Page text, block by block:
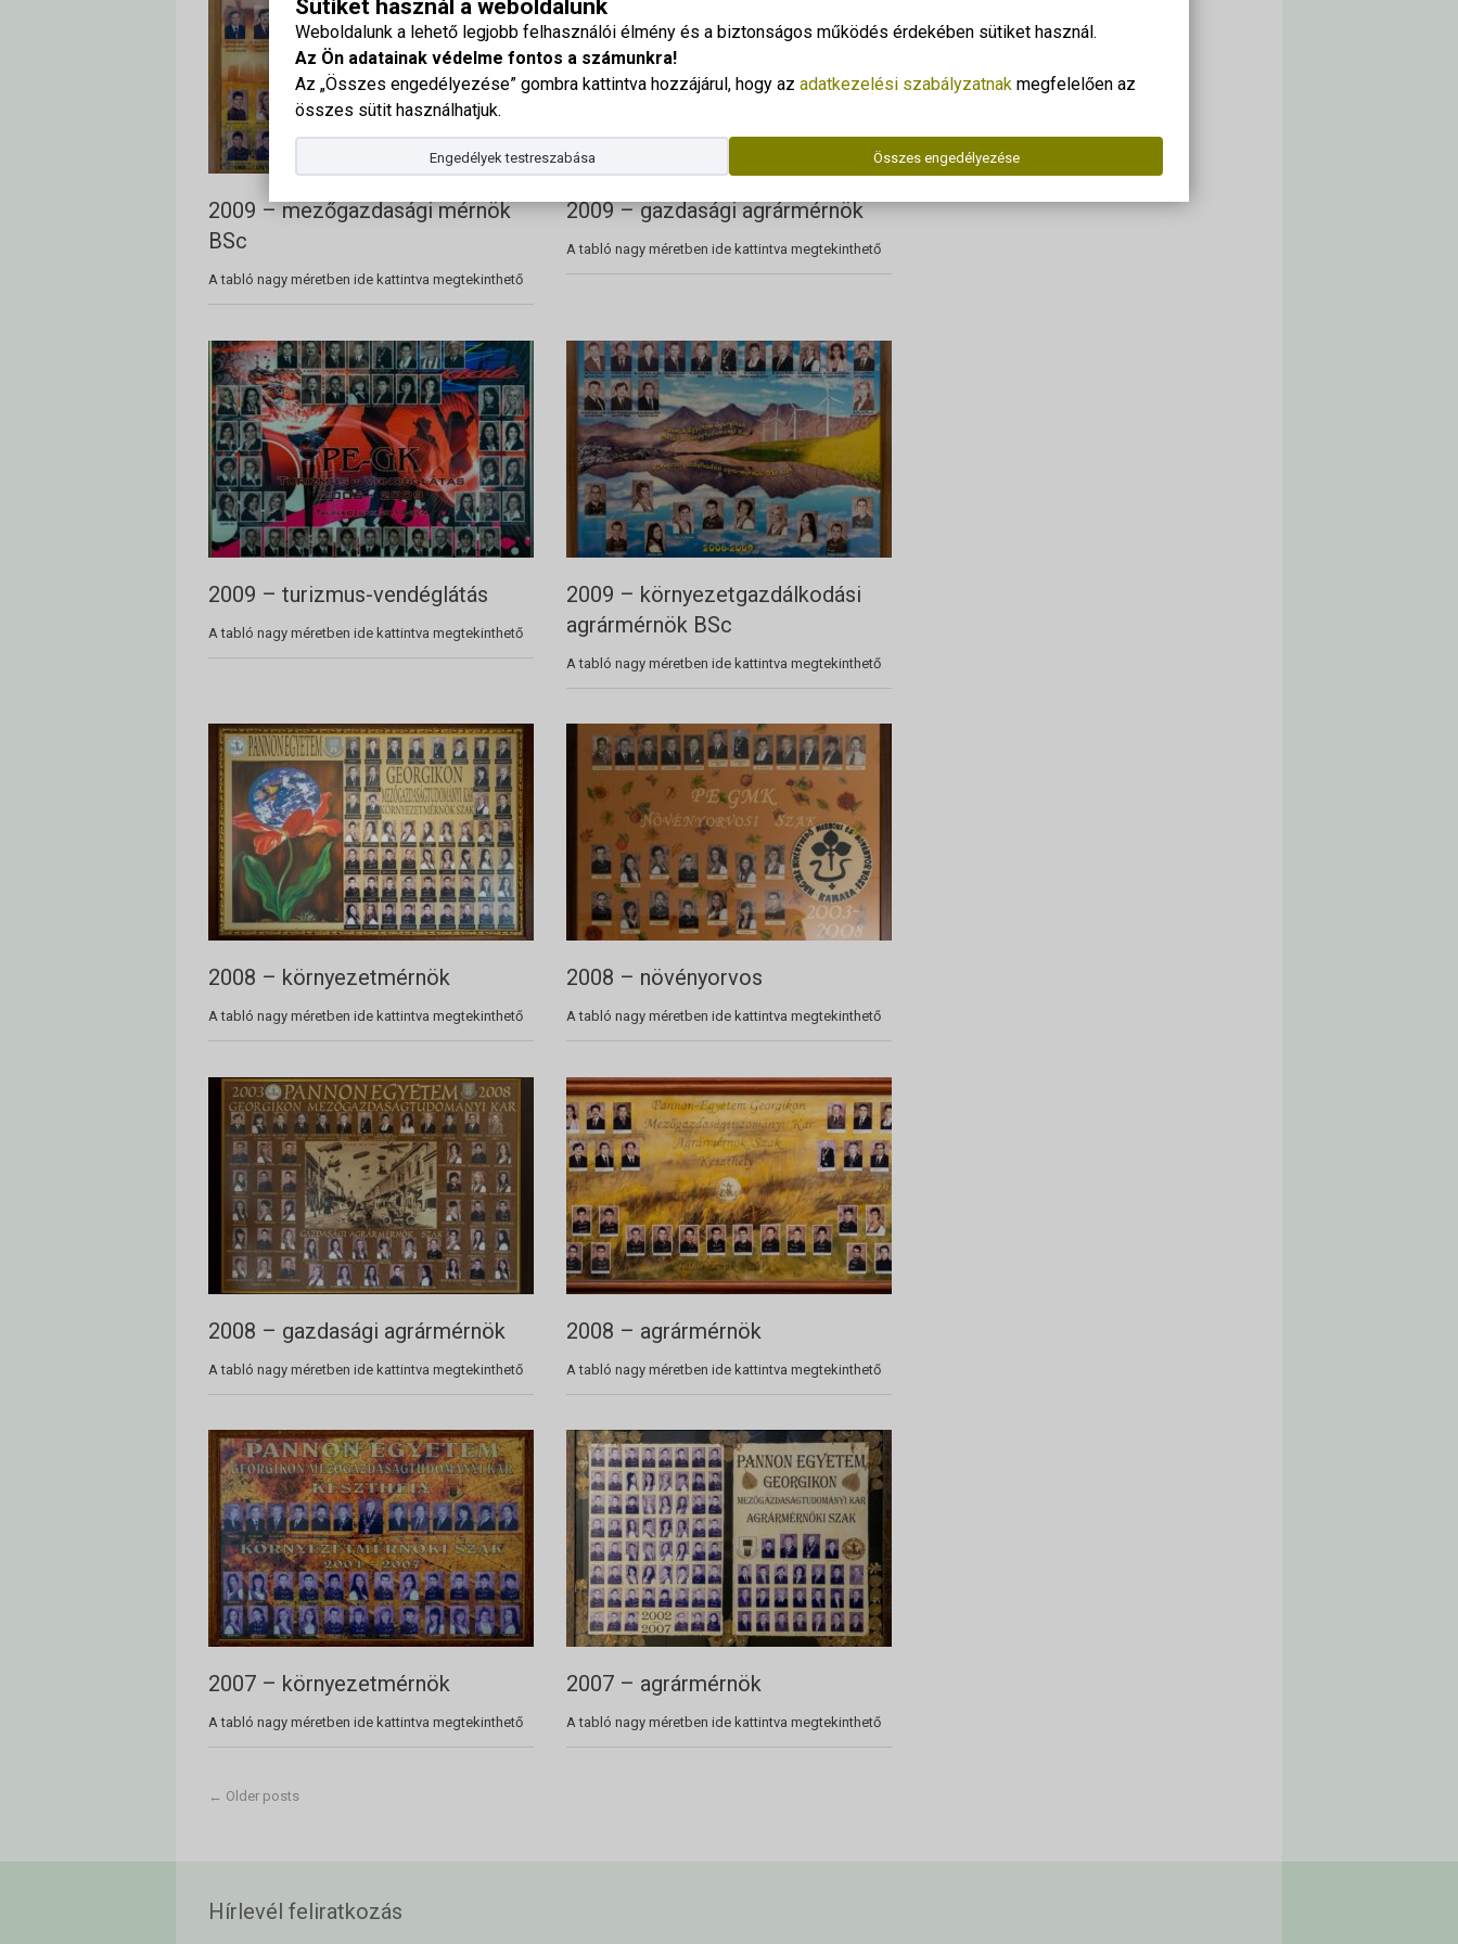
Sütiket használ a weboldalunk
Weboldalunk a lehető legjobb felhasználói élmény és a biztonságos működés érdekében sütiket használ.
Az Ön adatainak védelme fontos a számunkra!
Az „Összes engedélyezése” gombra kattintva hozzájárul, hogy az adatkezelési szabályzatnak megfelelően az
összes sütit használhatjuk.
Összes engedélyezése
Engedélyek testreszabása
2009 – mezőgazdasági mérnök
BSc
A tabló nagy méretben ide kattintva megtekinthető
2009 – gazdasági agrármérnök
A tabló nagy méretben ide kattintva megtekinthető
2009 – turizmus-vendéglátás
A tabló nagy méretben ide kattintva megtekinthető
2009 – környezetgazdálkodási
agrármérnök BSc
A tabló nagy méretben ide kattintva megtekinthető
2008 – környezetmérnök
A tabló nagy méretben ide kattintva megtekinthető
2008 – növényorvos
A tabló nagy méretben ide kattintva megtekinthető
2008 – gazdasági agrármérnök
A tabló nagy méretben ide kattintva megtekinthető
2008 – agrármérnök
A tabló nagy méretben ide kattintva megtekinthető
2007 – környezetmérnök
A tabló nagy méretben ide kattintva megtekinthető
2007 – agrármérnök
A tabló nagy méretben ide kattintva megtekinthető
← Older posts
Hírlevél feliratkozás